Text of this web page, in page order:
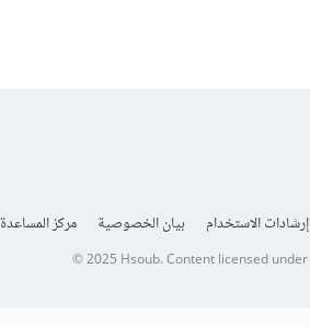
إرشادات الاستخدام بيان الخصوصية مركز المساعدة
© 2025 Hsoub.Content licensed under